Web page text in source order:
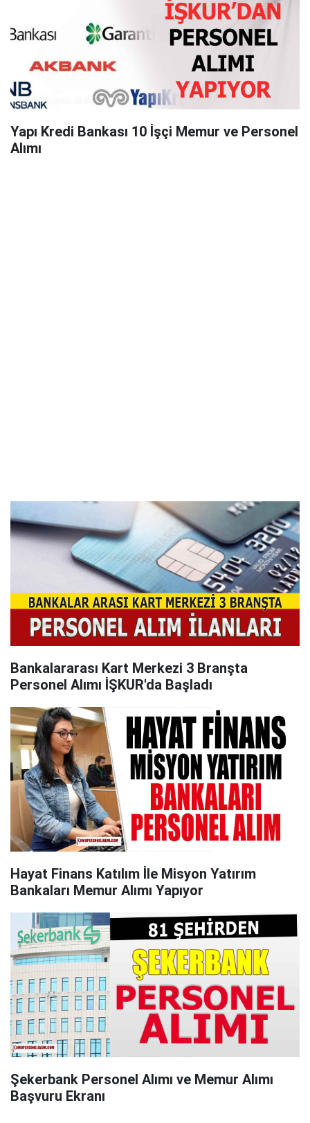
Yapı Kredi Bankası 10 İşçi Memur ve Personel
Alımı
Bankalararası Kart Merkezi 3 Branşta
Personel Alımı İŞKUR'da Başladı
Hayat Finans Katılım İle Misyon Yatırım
Bankaları Memur Alımı Yapıyor
Şekerbank Personel Alımı ve Memur Alımı
Başvuru Ekranı